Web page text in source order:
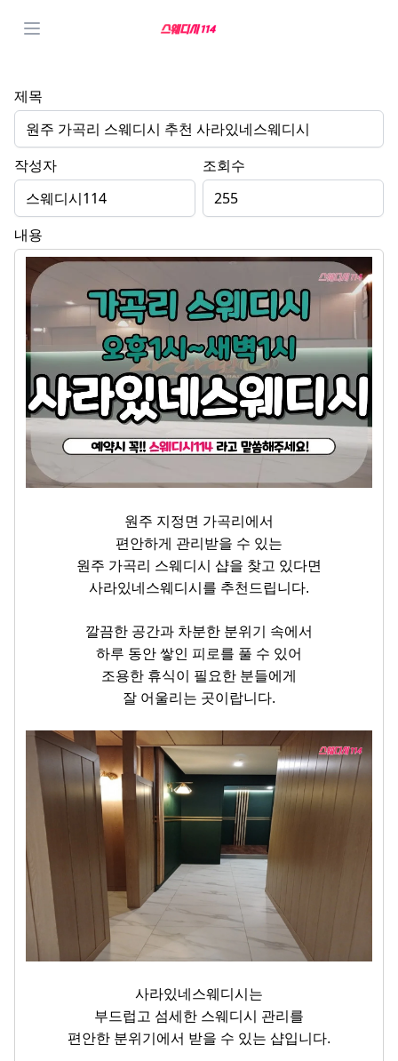
제목
원주 가곡리 스웨디시 추천 사라있네스웨디시
작성자
스웨디시114
조회수
255
내용
원주 지정면 가곡리에서
편안하게 관리받을 수 있는
원주 가곡리 스웨디시 샵을 찾고 있다면
사라있네스웨디시를 추천드립니다.
깔끔한 공간과 차분한 분위기 속에서
하루 동안 쌓인 피로를 풀 수 있어
조용한 휴식이 필요한 분들에게
잘 어울리는 곳이랍니다.
사라있네스웨디시는
부드럽고 섬세한 스웨디시 관리를
편안한 분위기에서 받을 수 있는 샵입니다.